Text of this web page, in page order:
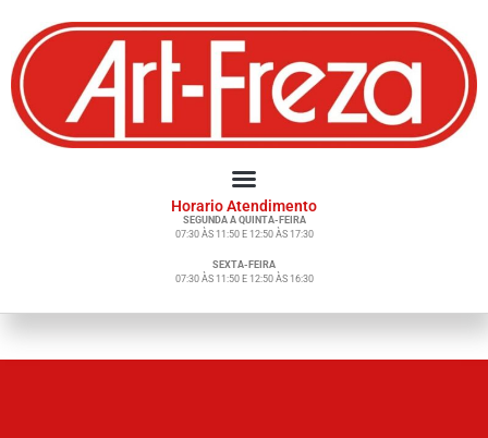
Horario Atendimento
SEGUNDA A QUINTA-FEIRA
07:30 ÀS 11:50 E 12:50 ÀS 17:30
SEXTA-FEIRA
07:30 ÀS 11:50 E 12:50 ÀS 16:30